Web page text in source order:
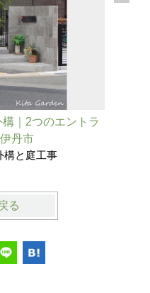
｜2つのエントラ
丹市
構と庭工事
る